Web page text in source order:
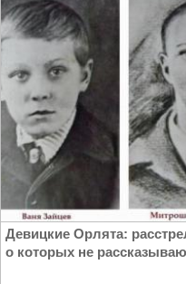
Девицкие Орлята:
о которых не